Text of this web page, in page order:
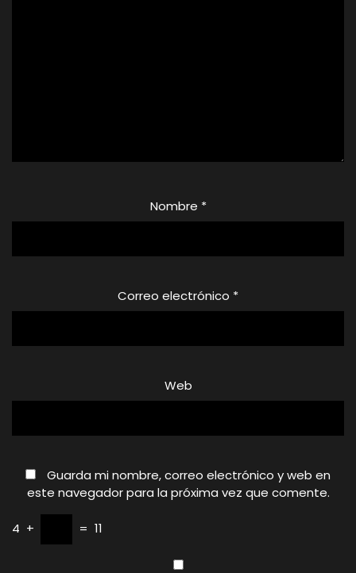
Nombre *
Correo electrónico *
Web
Guarda mi nombre, correo electrónico y web en
este navegador para la próxima vez que comente.
4 + = 11